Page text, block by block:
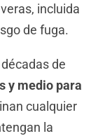
incluida
de fuga.
de
y medio para
cualquier
la